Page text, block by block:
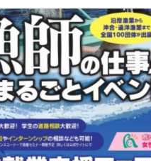
市町村を探す
移住者インタ
動画
地域おこし協